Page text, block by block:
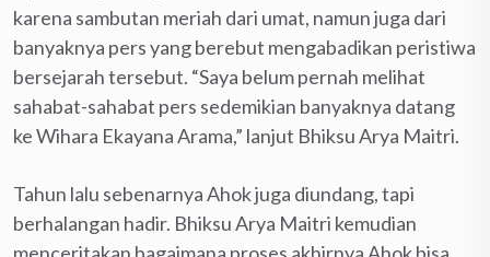
karena sambutan meriah dari umat, namun juga dari
banyaknya pers yang berebut mengabadikan peristiwa
bersejarah tersebut. “Saya belum pernah melihat
sahabat-sahabat pers sedemikian banyaknya datang
ke Wihara Ekayana Arama,” lanjut Bhiksu Arya Maitri.
Tahun lalu sebenarnya Ahok juga diundang, tapi
berhalangan hadir. Bhiksu Arya Maitri kemudian